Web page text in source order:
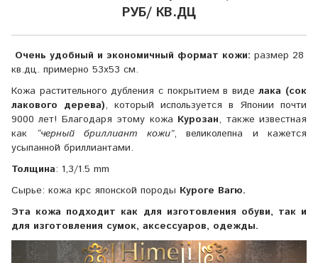
РУБ/ КВ.ДЦ
Очень удобный и экономичный формат кожи: размер 28
кв.дц. примерно 53х53 см.
Кожа растительного дубления с покрытием в виделака (сок
лакового дерева), который используется в Японии почти
9000 лет! Благодаря этому кожа Курозан, также известная
как “черный бриллиант кожи”, великолепна и кажется
усыпанной бриллиантами.
Толщина: 1,3/1.5 mm
Сырье: кожа крс японской породы Куроге Вагю.
Эта кожа подходит как для изготовления обуви, так и
для изготовления сумок, аксессуаров, одежды.